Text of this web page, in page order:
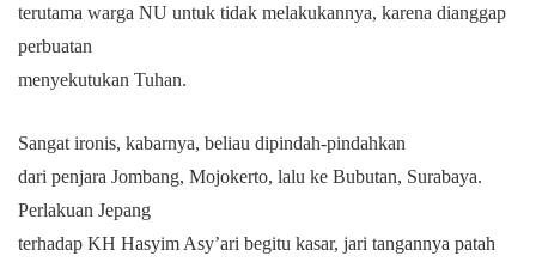
terutama warga NU untuk tidak melakukannya, karena dianggap
perbuatan
menyekutukan Tuhan.
Sangat ironis, kabarnya, beliau dipindah-pindahkan
dari penjara Jombang, Mojokerto, lalu ke Bubutan, Surabaya.
Perlakuan Jepang
terhadap KH Hasyim Asy’ari begitu kasar, jari tangannya patah